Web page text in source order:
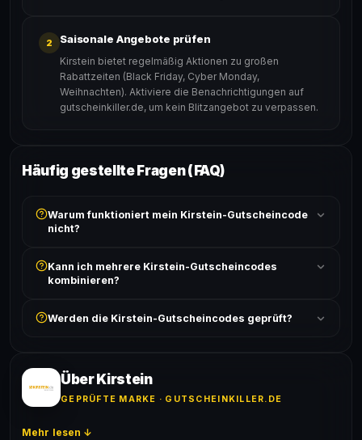
2 Saisonale Angebote prüfen
Kirstein bietet regelmäßig Aktionen zu großen
Rabattzeiten (Black Friday, Cyber Monday,
Weihnachten). Aktiviere die Benachrichtigungen auf
gutscheinkiller.de, um kein Blitzangebot zu verpassen.
Häufig gestellte Fragen (FAQ)
Warum funktioniert mein Kirstein-Gutscheincode
nicht?
ist und ob der Code nicht für bereits reduzierte Artikel
gilt. Alle Bedingungen findest du unter „Details".
Kann ich mehrere Kirstein-Gutscheincodes
kombinieren?
akzeptiert. Die Kombination mehrerer Codes ist meist
Werden die Kirstein-Gutscheincodes geprüft?
Erfolgsquote wird bei jedem Angebot angezeigt.
Über Kirstein
GEPRÜFTE MARKE · GUTSCHEINKILLER.DE
Mehr lesen ↓